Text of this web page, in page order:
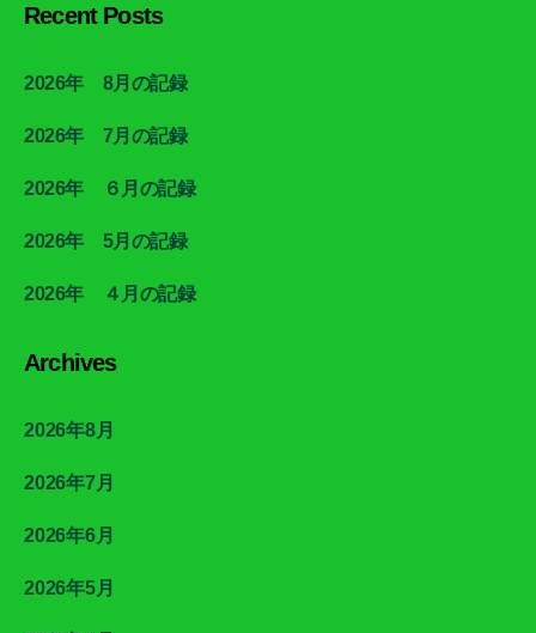
Recent Posts
2026年 8月の記録
2026年 7月の記録
2026年 ６月の記録
2026年 5月の記録
2026年 ４月の記録
Archives
2026年8月
2026年7月
2026年6月
2026年5月